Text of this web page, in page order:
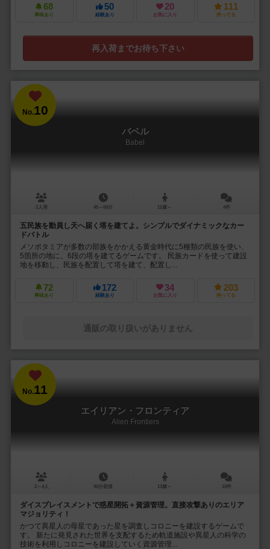
68
興味あり
50
経験あり
20
お気に入り
111
持ってる
再入荷までお待ち下さい
No.10
バベル
Babel
2人用 45～60分 12歳～ 4件
五民族を動員し天へ届く塔を建てよ。シンプルでダイナミックなカー
ドバトル
メソポタミアが多数の部族をかかえる黄金時代に5種類の民族を使い、
5箇所の地に、6段の塔を建てるゲームです。 民族カードを使って建設
地を移動し、民族を配置して塔を建て、配置し...
72
興味あり
172
経験あり
34
お気に入り
203
持ってる
通販の取り扱いがありません
No.11
エイリアン・フロンティア
Alien Frontiers
2～4人 90分前後 13歳～ 10件
ダイスプレイスメントで惑星開拓＋資源管理。直接攻撃ありのエリア
マジョリティ！
かつて異星人の母星であった星を調査しコロニーを建設するゲームで
す。 新たに発見された世界を支配するため軌道施設や異星人の科学の
技術を利用しコロニーを建設していく資源管理...